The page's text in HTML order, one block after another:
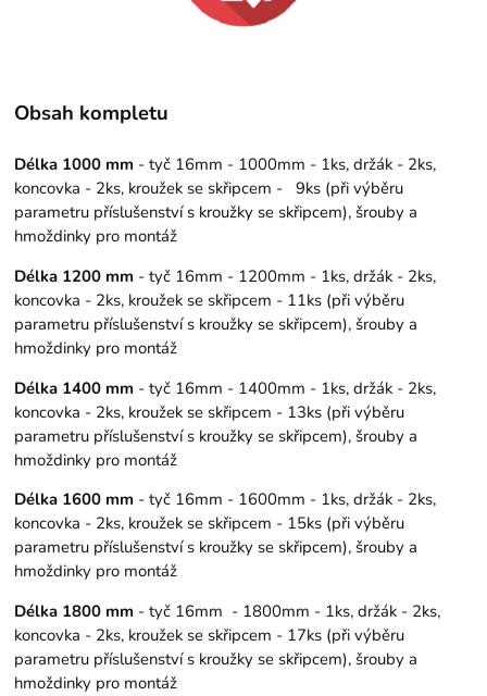
Obsah kompletu
Délka 1000 mm - tyč 16mm - 1000mm - 1ks, držák - 2ks,
koncovka - 2ks, kroužek se skřipcem - 9ks (při výběru
parametru příslušenství s kroužky se skřipcem), šrouby a
hmoždinky pro montáž
Délka 1200 mm - tyč 16mm - 1200mm - 1ks, držák - 2ks,
koncovka - 2ks, kroužek se skřipcem - 11ks (při výběru
parametru příslušenství s kroužky se skřipcem), šrouby a
hmoždinky pro montáž
Délka 1400 mm - tyč 16mm - 1400mm - 1ks, držák - 2ks,
koncovka - 2ks, kroužek se skřipcem - 13ks (při výběru
parametru příslušenství s kroužky se skřipcem), šrouby a
hmoždinky pro montáž
Délka 1600 mm - tyč 16mm - 1600mm - 1ks, držák - 2ks,
koncovka - 2ks, kroužek se skřipcem - 15ks (při výběru
parametru příslušenství s kroužky se skřipcem), šrouby a
hmoždinky pro montáž
Délka 1800 mm - tyč 16mm - 1800mm - 1ks, držák - 2ks,
koncovka - 2ks, kroužek se skřipcem - 17ks (při výběru
parametru příslušenství s kroužky se skřipcem), šrouby a
hmoždinky pro montáž